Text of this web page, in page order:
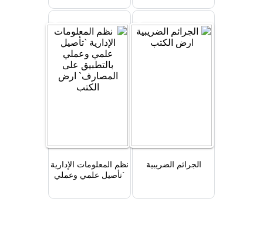
جزر نيوفاوندلاند وكيب
بريتون وج. فيما يتعلق
بوضعهم ، المدى ،
المناخ ، التربة ، الإنتاج ،
الارتفاع ، ا
الجرائم الضريبية
نظم المعلومات الإدارية
`تأصيل علمي وعملي